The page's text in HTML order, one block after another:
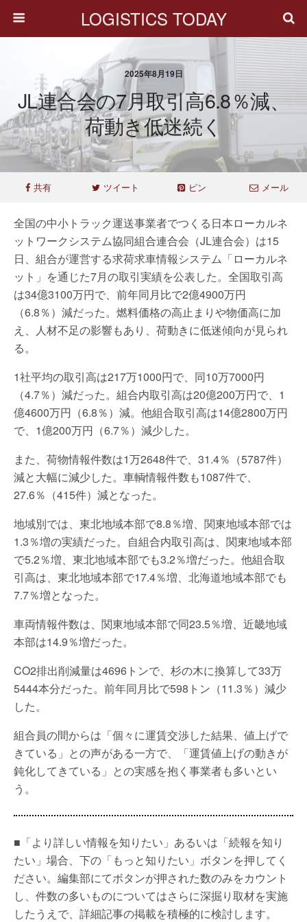
LOGISTICS TODAY
2025年8月19日
JL連合会の7月取引高6.8％減、
荷動き低迷続く
共有 ツイート ピン メール
全国の中小トラック運送事業者でつくる日本ローカルネ
ットワークシステム協同組合連合会（JL連合会）は15
日、組合が運営する求荷求車情報システム「ローカルネ
ット」を通じた7月の取引実績を公表した。全国取引高
は34億3100万円で、前年同月比で2億4900万円
（6.8％）減だった。燃料価格の高止まりや物価高に加
え、人材不足の影響もあり、荷動きに低迷傾向が見られ
る。
1社平均の取引高は217万1000円で、同10万7000円
（4.7％）減だった。組合内取引高は20億200万円で、1
億4600万円（6.8％）減。他組合取引高は14億2800万円
で、1億200万円（6.7％）減少した。
また、荷物情報件数は1万2648件で、31.4％（5787件）
減と大幅に減少した。車輌情報件数も1087件で、
27.6％（415件）減となった。
地域別では、東北地域本部で8.8％増、関東地域本部では
1.3％増の実績だった。自組合内取引高は、関東地域本部
で5.2％増、東北地域本部でも3.2％増だった。他組合取
引高は、東北地域本部で17.4％増、北海道地域本部でも
7.7％増となった。
車両情報件数は、関東地域本部で同23.5％増、近畿地域
本部は14.9％増だった。
CO2排出削減量は4696トンで、杉の木に換算して33万
5444本分だった。前年同月比で598トン（11.3％）減少
した。
組合員の間からは「個々に運賃交渉した結果、値上げで
きている」との声がある一方で、「運賃値上げの動きが
鈍化してきている」との実感を抱く事業者も多いとい
う。
■「より詳しい情報を知りたい」あるいは「続報を知り
たい」場合、下の「もっと知りたい」ボタンを押してく
ださい。編集部にてボタンが押された数のみをカウント
し、件数の多いものについてはさらに深掘り取材を実施
したうえで、詳細記事の掲載を積極的に検討します。